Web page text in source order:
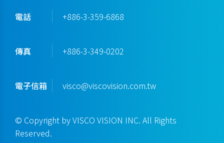
電話 +886-3-359-6868
傳真 +886-3-349-0202
電子信箱 visco@viscovision.com.tw
© Copyright by VISCO VISION INC. All Rights
Reserved.